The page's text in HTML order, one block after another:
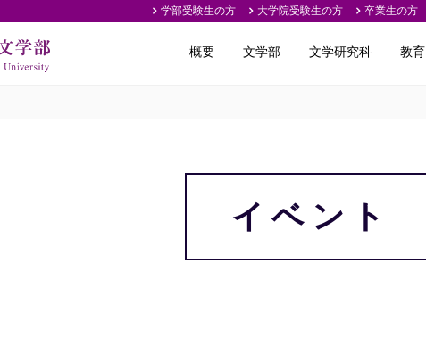
学部受験生の方 大学院受験生の方 卒業生の方
概要 文学部 文学研究科 教育
イベント